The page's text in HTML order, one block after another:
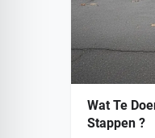
Wat Te
Stappen ?